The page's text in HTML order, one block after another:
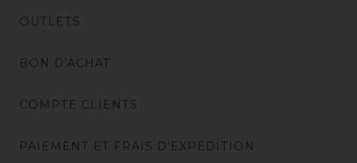
OUTLETS
BON D'ACHAT
COMPTE CLIENTS
PAIEMENT ET FRAIS D'EXPÉDITION